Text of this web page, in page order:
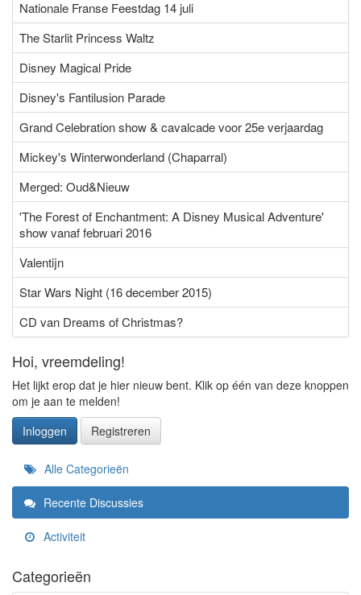
Nationale Franse Feestdag 14 juli
The Starlit Princess Waltz
Disney Magical Pride
Disney's Fantilusion Parade
Grand Celebration show & cavalcade voor 25e verjaardag
Mickey's Winterwonderland (Chaparral)
Merged: Oud&Nieuw
'The Forest of Enchantment: A Disney Musical Adventure'
show vanaf februari 2016
Valentijn
Star Wars Night (16 december 2015)
CD van Dreams of Christmas?
Hoi, vreemdeling!
Het lijkt erop dat je hier nieuw bent. Klik op één van deze knoppen
om je aan te melden!
Inloggen
Registreren
Snelkoppelingen
Alle Categorieën
Recente Discussies
Activiteit
Categorieën